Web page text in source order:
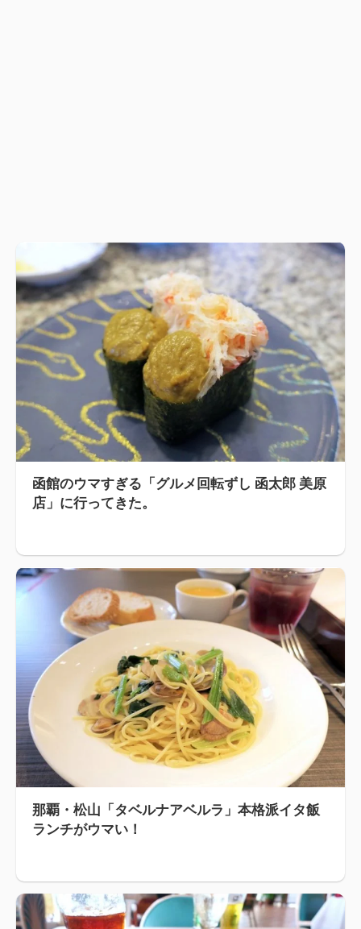
函館のウマすぎる「グルメ回転ずし 函太郎 美原
店」に行ってきた。
那覇・松山「タベルナアベルラ」本格派イタ飯
ランチがウマい！